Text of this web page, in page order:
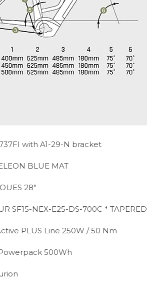
with A1-29-N bracket
BLUE MAT
28″
SF15-NEX-E25-DS-700C * TAPERED
PLUS Line 250W / 50 Nm
500Wh